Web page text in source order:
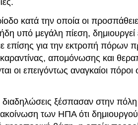
κατά την οποία οι
ήδη υπό μεγάλη πίεση,
επίσης για την εκτροπή πόρων
απομόνωσης και
οι επειγόντως αναγκαίοι
διαδηλώσεις ξέσπασαν στην πόλη
των ΗΠΑ ότι